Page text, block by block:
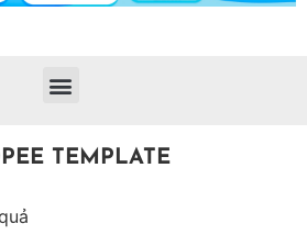
TEMPLATE